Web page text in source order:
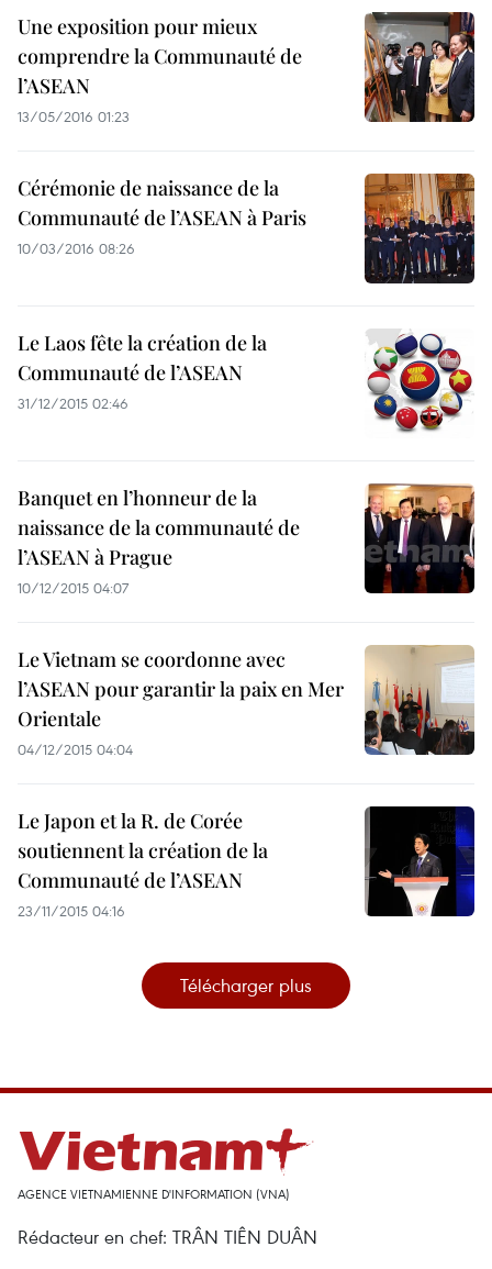
Une exposition pour mieux
comprendre la Communauté de
l’ASEAN
13/05/2016 01:23
Cérémonie de naissance de la
Communauté de l’ASEAN à Paris
10/03/2016 08:26
Le Laos fête la création de la
Communauté de l’ASEAN
31/12/2015 02:46
Banquet en l’honneur de la
naissance de la communauté de
l’ASEAN à Prague
10/12/2015 04:07
Le Vietnam se coordonne avec
l’ASEAN pour garantir la paix en Mer
Orientale
04/12/2015 04:04
Le Japon et la R. de Corée
soutiennent la création de la
Communauté de l’ASEAN
23/11/2015 04:16
Télécharger plus
AGENCE VIETNAMIENNE D'INFORMATION (VNA)
Rédacteur en chef: TRÂN TIÊN DUÂN